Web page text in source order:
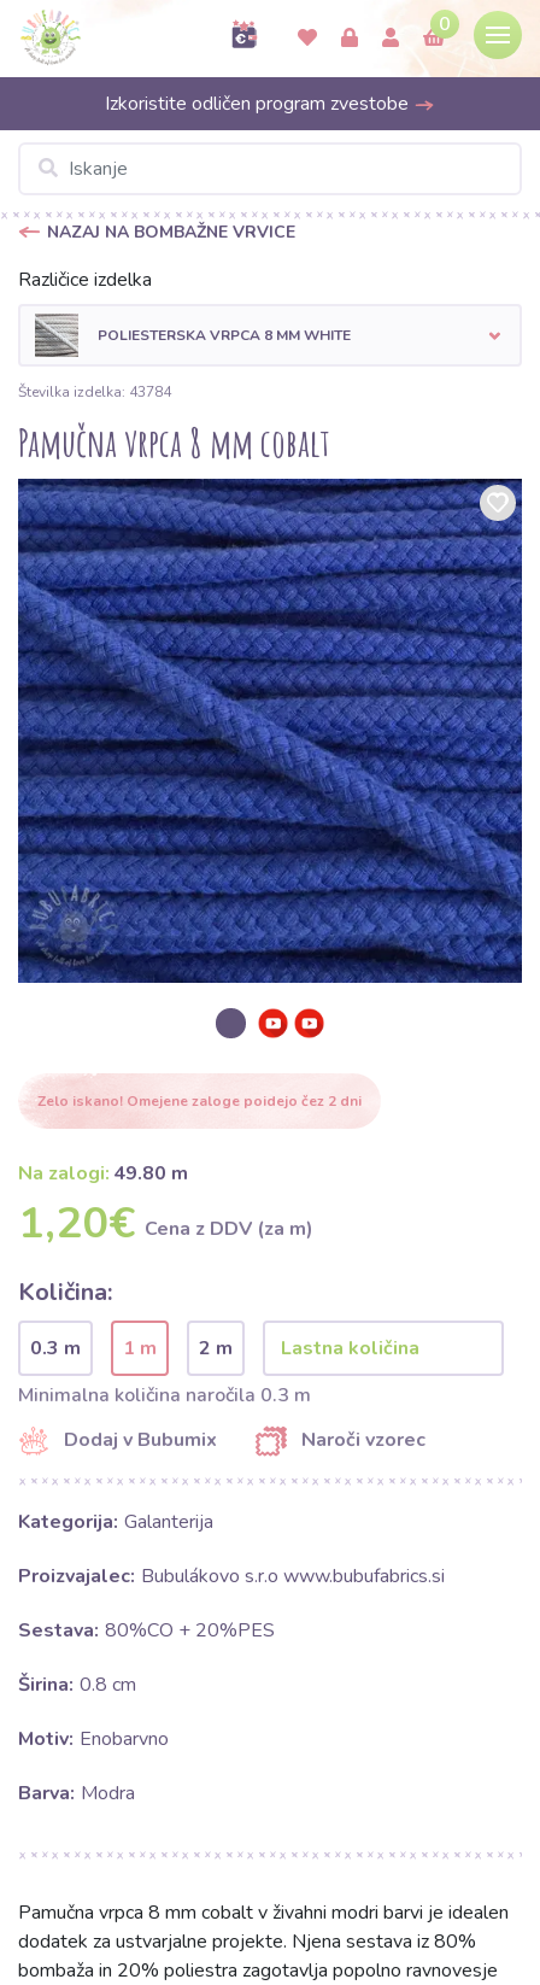
0
Izkoristite odličen program zvestobe
NAZAJ NA BOMBAŽNE VRVICE
Različice izdelka
POLIESTERSKA VRPCA 8 MM WHITE
Številka izdelka: 43784
Pamučna vrpca 8 mm cobalt
Zelo iskano! Omejene zaloge poidejo čez 2 dni
Na zalogi: 49.80 m
1,20€ Cena z DDV (za m)
Količina:
0.3 m 1 m
2 m
Minimalna količina naročila 0.3 m
Dodaj v Bubumix
Naroči vzorec
Kategorija: Galanterija
Proizvajalec: Bubulákovo s.r.o www.bubufabrics.si
Sestava: 80%CO + 20%PES
Širina: 0.8 cm
Motiv: Enobarvno
Barva: Modra
Pamučna vrpca 8 mm cobalt v živahni modri barvi je idealen
dodatek za ustvarjalne projekte. Njena sestava iz 80%
bombaža in 20% poliestra zagotavlja popolno ravnovesje